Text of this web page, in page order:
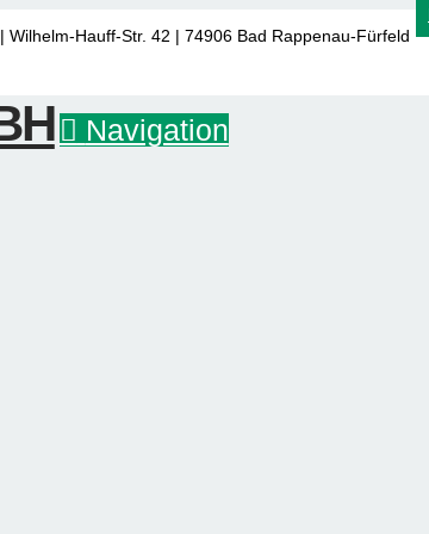
| Wilhelm-Hauff-Str. 42 | 74906 Bad Rappenau-Fürfeld
Navigation